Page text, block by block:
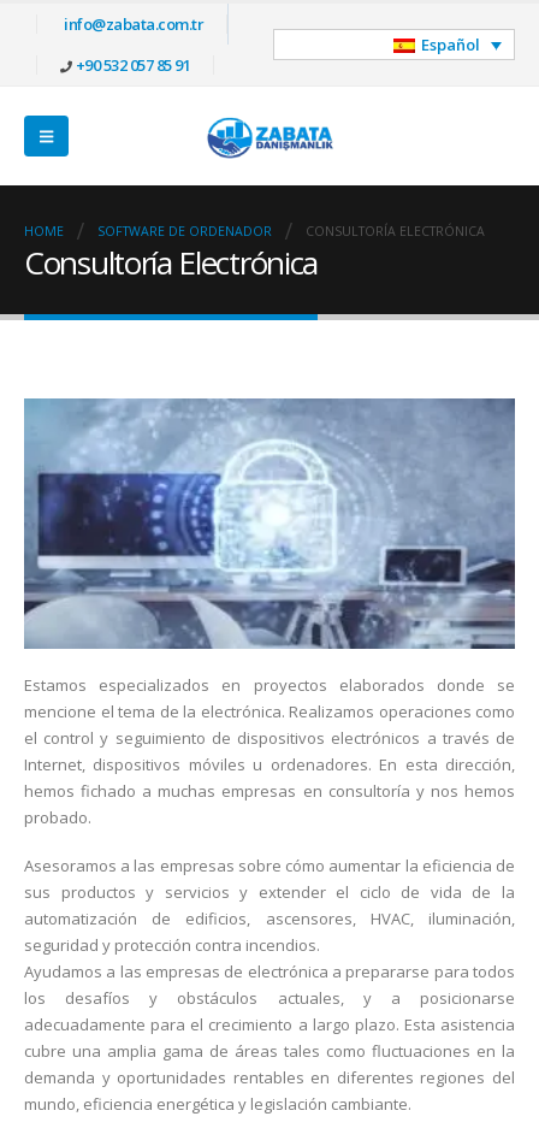
info@zabata.com.tr
+90 532 057 85 91
Español
HOME SOFTWARE DE ORDENADOR CONSULTORÍA ELECTRÓNICA
Consultoría Electrónica
Estamos especializados en proyectos elaborados donde se
mencione el tema de la electrónica. Realizamos operaciones como
el control y seguimiento de dispositivos electrónicos a través de
Internet, dispositivos móviles u ordenadores. En esta dirección,
hemos fichado a muchas empresas en consultoría y nos hemos
probado.
Asesoramos a las empresas sobre cómo aumentar la eficiencia de
sus productos y servicios y extender el ciclo de vida de la
automatización de edificios, ascensores, HVAC, iluminación,
seguridad y protección contra incendios.
Ayudamos a las empresas de electrónica a prepararse para todos
los desafíos y obstáculos actuales, y a posicionarse
adecuadamente para el crecimiento a largo plazo. Esta asistencia
cubre una amplia gama de áreas tales como fluctuaciones en la
demanda y oportunidades rentables en diferentes regiones del
mundo, eficiencia energética y legislación cambiante.